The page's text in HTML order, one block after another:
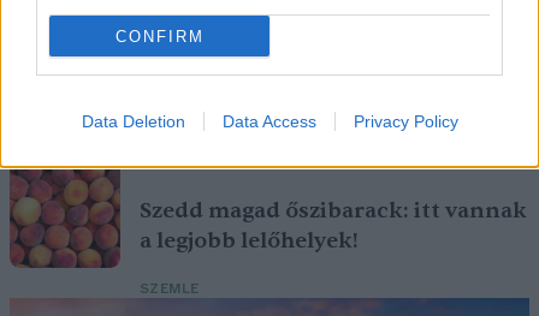
CONFIRM
Data Deletion Data Access Privacy Policy
Születésnapi programokkal várja a
hétvégén a közönséget a 160 éves
Szedd magad őszibarack: itt vannak
a legjobb lelőhelyek!
SZEMLE